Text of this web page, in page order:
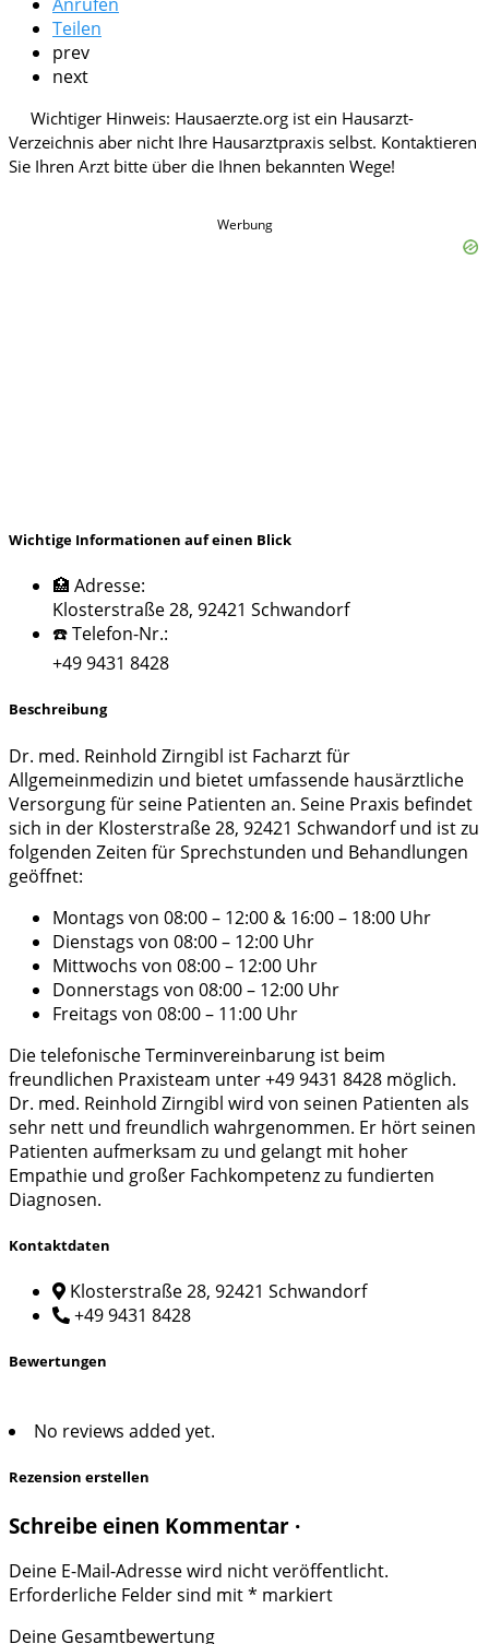
Teilen
prev
next
Werbung
Wichtige Informationen auf einen Blick
🏥 Adresse:
Klosterstraße 28, 92421 Schwandorf
☎️ Telefon-Nr.:
+49 9431 8428
Beschreibung
Dr. med. Reinhold Zirngibl ist Facharzt für
Allgemeinmedizin und bietet umfassende hausärztliche
Versorgung für seine Patienten an. Seine Praxis befindet
sich in der Klosterstraße 28, 92421 Schwandorf und ist zu
folgenden Zeiten für Sprechstunden und Behandlungen
geöffnet:
Montags von 08:00 – 12:00 & 16:00 – 18:00 Uhr
Dienstags von 08:00 – 12:00 Uhr
Mittwochs von 08:00 – 12:00 Uhr
Donnerstags von 08:00 – 12:00 Uhr
Freitags von 08:00 – 11:00 Uhr
Die telefonische Terminvereinbarung ist beim
freundlichen Praxisteam unter +49 9431 8428 möglich.
Dr. med. Reinhold Zirngibl wird von seinen Patienten als
sehr nett und freundlich wahrgenommen. Er hört seinen
Patienten aufmerksam zu und gelangt mit hoher
Empathie und großer Fachkompetenz zu fundierten
Diagnosen.
Kontaktdaten
Klosterstraße 28, 92421 Schwandorf
+49 9431 8428
Bewertungen
No reviews added yet.
Rezension erstellen
Schreibe einen Kommentar ·
Deine E-Mail-Adresse wird nicht veröffentlicht.
Erforderliche Felder sind mit* markiert
Deine Gesamtbewertung